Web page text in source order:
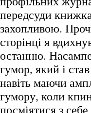
передсуди
захопливою.
сторінці я
останню.
гумор, який і
навіть маючи
гумору, коли
посміятися з